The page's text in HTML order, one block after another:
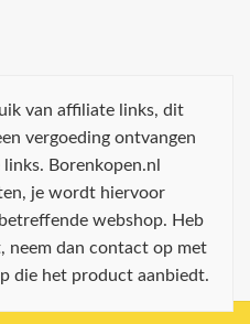
van affiliate links, dit
vergoeding ontvangen
Borenkopen.nl
je wordt hiervoor
webshop. Heb
neem dan contact op met
die het product aanbiedt.